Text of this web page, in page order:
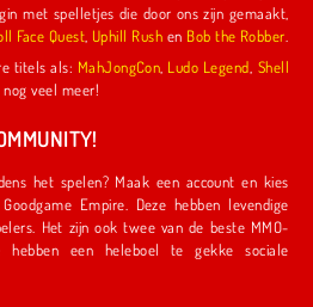
gemaakt,
Face Quest Uphill Rush en Bob the Robber
We hebben ook andere populaire titels als: MahJongCon Ludo Legend Shell
en nog veel meer!
het spelen? Maak een account en kies
Empire. Deze hebben levendige
Het zijn ook twee van de beste MMO-
gekke sociale